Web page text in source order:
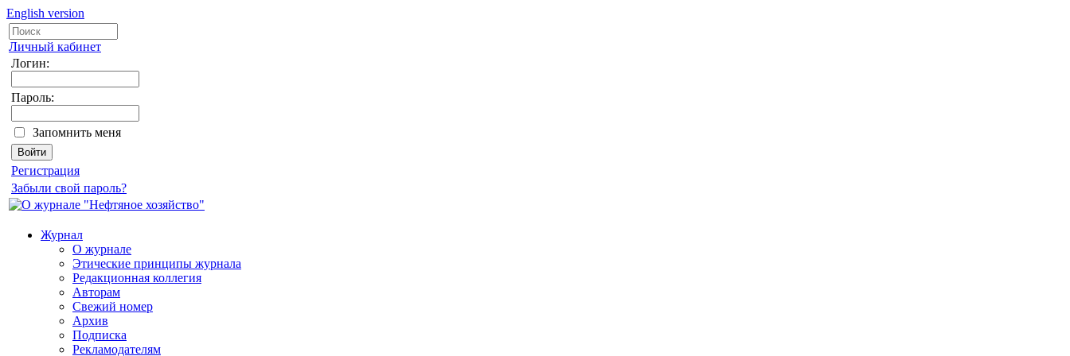
English version
Личный кабинет
Логин:
Пароль:
Запомнить меня
Регистрация
Забыли свой пароль?
Журнал
О журнале
Этические принципы журнала
Редакционная коллегия
Авторам
Свежий номер
Архив
Подписка
Рекламодателям